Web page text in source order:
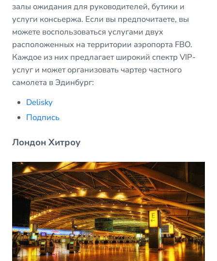
залы ожидания для руководителей, бутики и
услуги консьержа. Если вы предпочитаете, вы
можете воспользоваться услугами двух
расположенных на территории аэропорта FBO.
Каждое из них предлагает широкий спектр VIP-
услуг и может организовать чартер частного
самолета в Эдинбург:
Delisky
Подпись
Лондон Хитроу